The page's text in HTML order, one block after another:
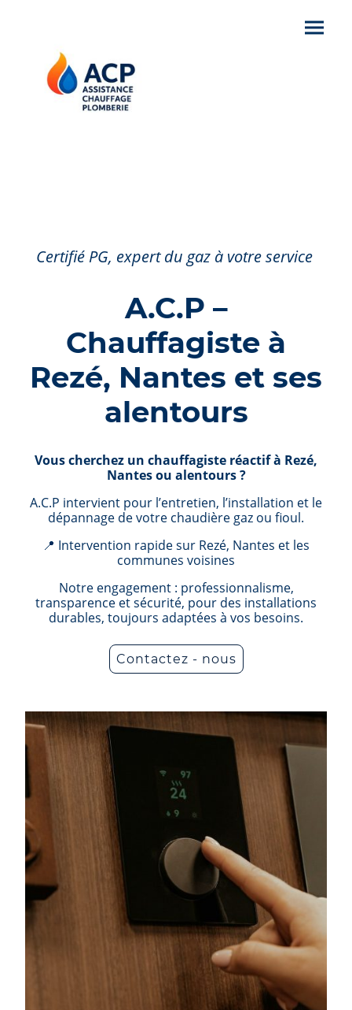
Certifié PG, expert du gaz à votre service
A.C.P –
Chauffagiste à
Rezé, Nantes et ses
alentours
Vous cherchez un chauffagiste réactif à Rezé,
Nantes ou alentours ?
A.C.P intervient pour l’entretien, l’installation et le
dépannage de votre chaudière gaz ou fioul.
📍 Intervention rapide sur Rezé, Nantes et les
communes voisines
Notre engagement : professionnalisme,
transparence et sécurité, pour des installations
durables, toujours adaptées à vos besoins.
Contactez - nous